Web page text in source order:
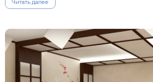
Читать далее